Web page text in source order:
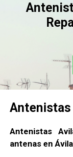
Antenistas
Antenistas
antenas en